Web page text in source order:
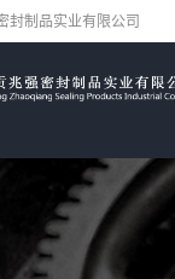
封制品实业有限公司